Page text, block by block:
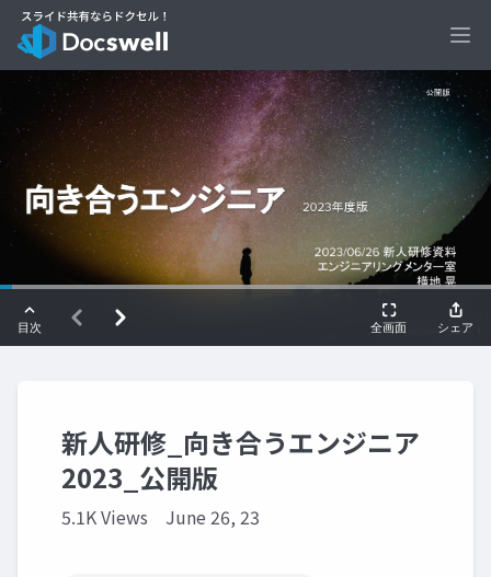
新人研修_向き合うエンジニア
2023_公開版
5.1K Views June 26, 23